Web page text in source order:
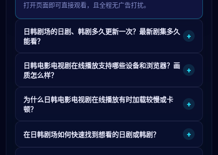
打开页面即可直接观看，且全程无广告打扰。
日韩剧场的日剧、韩剧多久更新一次？最新剧集多久
能看？
+
日韩电影电视剧在线播放支持哪些设备和浏览器？画
质怎么样？
+
为什么日韩电影电视剧在线播放有时加载较慢或卡
顿？
+
在日韩剧场如何快速找到想看的日剧或韩剧？ +